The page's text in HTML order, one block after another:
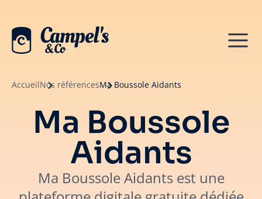
AccueilNos référencesMa Boussole Aidants
Ma Boussole
Aidants
Ma Boussole Aidants est une